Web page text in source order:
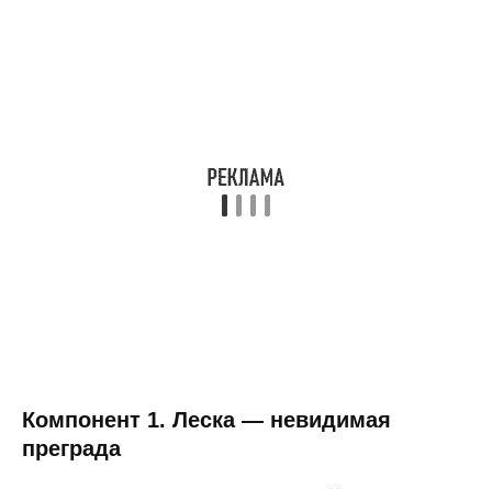
Компонент 1. Леска — невидимая
преграда